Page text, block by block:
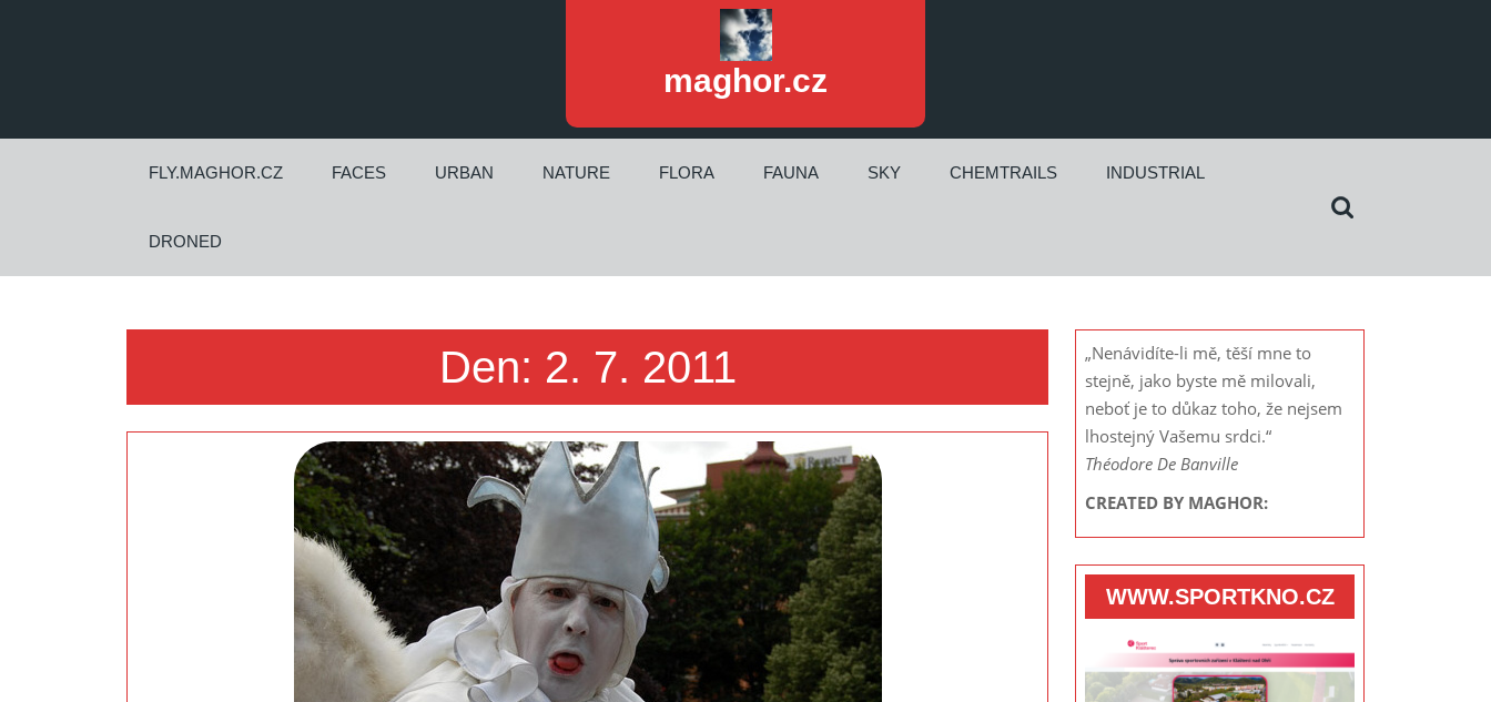
maghor.cz
FLY.MAGHOR.CZ FACES URBAN NATURE FLORA FAUNA SKY CHEMTRAILS INDUSTRIAL
DRONED
Den: 2. 7. 2011
„Nenávidíte-li mě, těší mne to
stejně, jako byste mě milovali,
neboť je to důkaz toho, že nejsem
lhostejný Vašemu srdci.“
Théodore De Banville
CREATED BY MAGHOR:
WWW.SPORTKNO.CZ